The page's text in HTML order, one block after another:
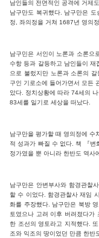
남인들의 전면적인 공격에 거제
남구만도 복귀했다. 남구만은
정, 좌의정을 거쳐 1687년 영의
남구민은 서인이 노론과 소론으
수항 등과 갈등하고 남인들이 재
으로 불렀지만 노론과 소론의
구인 기로소에 들어가면서 모든
았다. 정치상황에 따라 74세의
83세를 일기로 세상을 떠났다.
남구만을 평가할 때 영의정에 수
적 성과가 빠질 수 없다. 책 『변
정가였을 뿐 아니라 한반도 역사
남구만은 안변부사와 함경관찰
할 수 이었다. 함경관찰사 재임
화를 주장했다. 남구만은 북방
토였으나 고려 이후 버려졌다가
한 조선의 영토라고 지적했다.
조와 익조의 땅이었던 만큼 한반